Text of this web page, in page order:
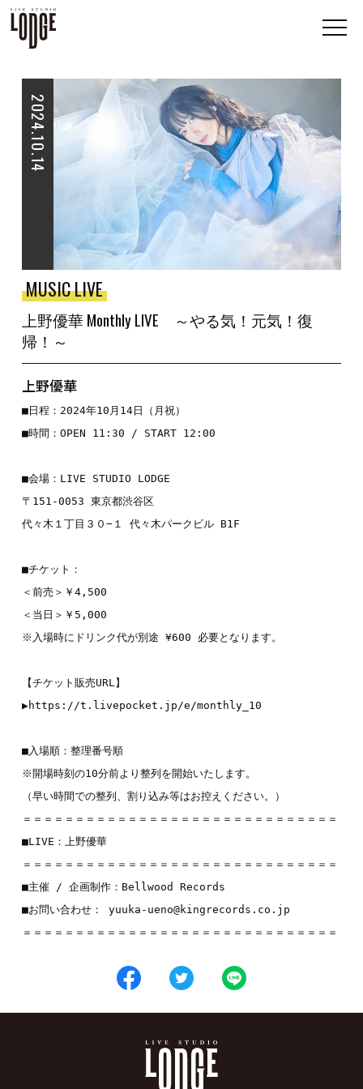
2024.10.14
MUSIC LIVE
上野優華 Monthly LIVE ～やる気！元気！復
帰！～
上野優華
■日程：2024年10月14日（月祝）
■時間：OPEN 11:30 / START 12:00
■会場：LIVE STUDIO LODGE
〒151-0053 東京都渋谷区
代々木１丁目３０−１ 代々木パークビル B1F
■チケット：
＜前売＞￥4,500
＜当日＞￥5,000
※入場時にドリンク代が別途 ¥600 必要となります。
【チケット販売URL】
▶︎https://t.livepocket.jp/e/monthly_10
■入場順：整理番号順
※開場時刻の10分前より整列を開始いたします。
（早い時間での整列、割り込み等はお控えください。）
＝＝＝＝＝＝＝＝＝＝＝＝＝＝＝＝＝＝＝＝＝＝＝＝＝＝＝＝＝＝
■LIVE： 上野優華
＝＝＝＝＝＝＝＝＝＝＝＝＝＝＝＝＝＝＝＝＝＝＝＝＝＝＝＝＝＝
■主催 / 企画制作：Bellwood Records
■お問い合わせ： yuuka-ueno@kingrecords.co.jp
＝＝＝＝＝＝＝＝＝＝＝＝＝＝＝＝＝＝＝＝＝＝＝＝＝＝＝＝＝＝